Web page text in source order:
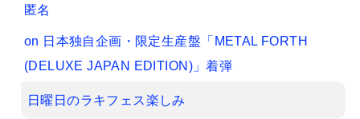
匿名
on 日本独自企画・限定生産盤「METAL FORTH
(DELUXE JAPAN EDITION)」着弾
日曜日のラキフェス楽しみ